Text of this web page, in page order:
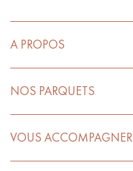
A PROPOS
NOS PARQUETS
VOUS ACCOMPAGNER